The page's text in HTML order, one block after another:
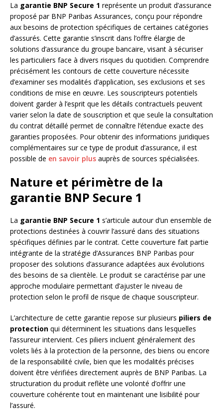
La garantie BNP Secure 1 représente un produit d’assurance
proposé par BNP Paribas Assurances, conçu pour répondre
aux besoins de protection spécifiques de certaines catégories
d’assurés. Cette garantie s’inscrit dans l’offre élargie de
solutions d’assurance du groupe bancaire, visant à sécuriser
les particuliers face à divers risques du quotidien. Comprendre
précisément les contours de cette couverture nécessite
d’examiner ses modalités d’application, ses exclusions et ses
conditions de mise en œuvre. Les souscripteurs potentiels
doivent garder à l’esprit que les détails contractuels peuvent
varier selon la date de souscription et que seule la consultation
du contrat détaillé permet de connaître l’étendue exacte des
garanties proposées. Pour obtenir des informations juridiques
complémentaires sur ce type de produit d’assurance, il est
possible de en savoir plus auprès de sources spécialisées.
Nature et périmètre de la
garantie BNP Secure 1
La garantie BNP Secure 1 s’articule autour d’un ensemble de
protections destinées à couvrir l’assuré dans des situations
spécifiques définies par le contrat. Cette couverture fait partie
intégrante de la stratégie d’Assurances BNP Paribas pour
proposer des solutions d’assurance adaptées aux évolutions
des besoins de sa clientèle. Le produit se caractérise par une
approche modulaire permettant d’ajuster le niveau de
protection selon le profil de risque de chaque souscripteur.
L’architecture de cette garantie repose sur plusieurs piliers de
protection qui déterminent les situations dans lesquelles
l’assureur intervient. Ces piliers incluent généralement des
volets liés à la protection de la personne, des biens ou encore
de la responsabilité civile, bien que les modalités précises
doivent être vérifiées directement auprès de BNP Paribas. La
structuration du produit reflète une volonté d’offrir une
couverture cohérente tout en maintenant une lisibilité pour
l’assuré.